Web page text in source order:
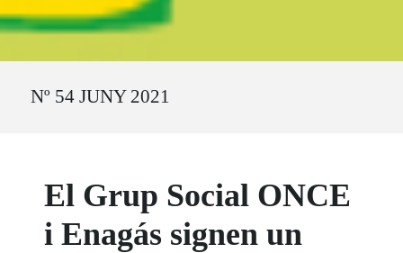
Nº 54 JUNY 2021
El Grup Social ONCE
i Enagás signen un